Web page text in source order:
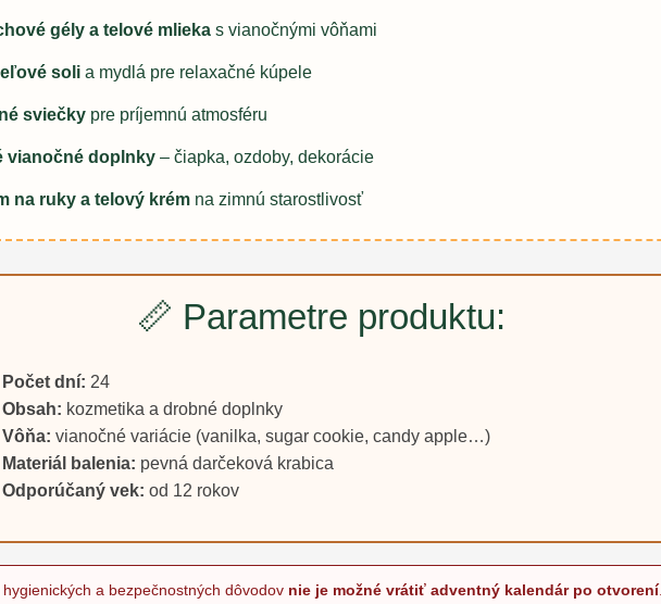
gély a telové mlieka s vianočnými vôňami
soli a mydlá pre relaxačné kúpele
sviečky pre príjemnú atmosféru
vianočné doplnky – čiapka, ozdoby, dekorácie
na ruky a telový krém na zimnú starostlivosť
📏 Parametre produktu:
Počet dní: 24
Obsah: kozmetika a drobné doplnky
Vôňa: vianočné variácie (vanilka, sugar cookie, candy apple…)
Materiál balenia: pevná darčeková krabica
Odporúčaný vek: od 12 rokov
hygienických a bezpečnostných dôvodov nie je možné vrátiť adventný kalendár po otvorení.